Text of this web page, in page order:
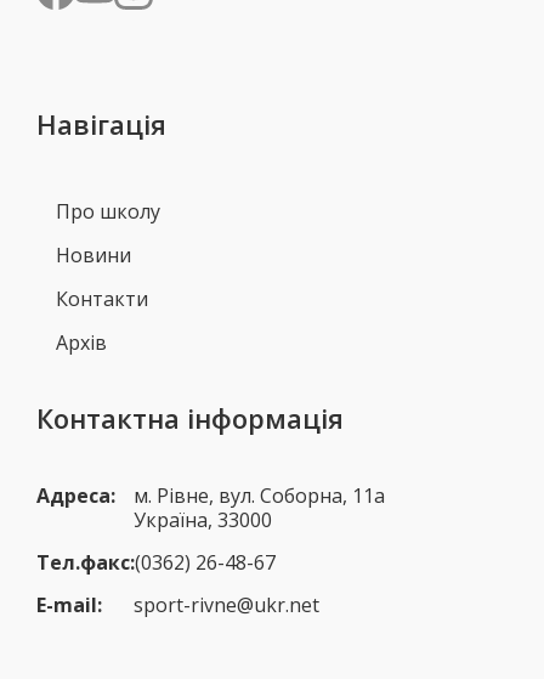
Навігація
Про школу
Новини
Контакти
Архів
Контактна інформація
Адреса:
м. Рівне, вул. Соборна, 11а
Україна, 33000
Тел.факс:(0362) 26-48-67
E-mail:
sport-rivne@ukr.net